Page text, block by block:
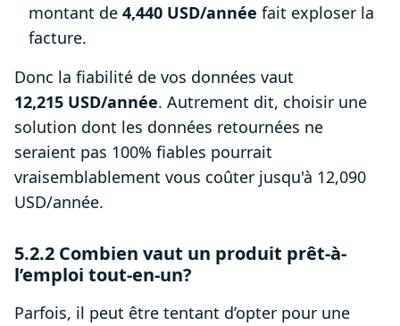
montant de 4,440 USD/année fait exploser la
facture.
Donc la fiabilité de vos données vaut
12,215 USD/année. Autrement dit, choisir une
solution dont les données retournées ne
seraient pas 100% fiables pourrait
vraisemblablement vous coûter jusqu'à 12,090
USD/année.
5.2.2 Combien vaut un produit prêt-à-
l’emploi tout-en-un?
Parfois, il peut être tentant d’opter pour une